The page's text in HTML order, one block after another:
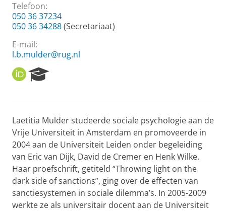
Telefoon:
050 36 37234
050 36 34288(Secretariaat)
E-mail:
l.b.mulder@rug.nl
O
R
I
e
r
c
h
P
o
r
t
a
l
Laetitia Mulder studeerde sociale psychologie aan de
Vrije Universiteit in Amsterdam en promoveerde in
2004 aan de Universiteit Leiden onder begeleiding
van Eric van Dijk, David de Cremer en Henk Wilke.
Haar proefschrift, getiteld “Throwing light on the
dark side of sanctions”, ging over de effecten van
sanctiesystemen in sociale dilemma’s. In 2005-2009
werkte ze als universitair docent aan de Universiteit